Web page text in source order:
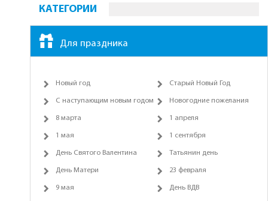
КАТЕГОРИИ
Для праздника
Новый год Старый Новый Год
С наступающим новым годом Новогодние пожелания
8 марта 1 апреля
1 мая 1 сентября
День Святого Валентина Татьянин день
День Матери 23 февраля
9 мая День ВДВ